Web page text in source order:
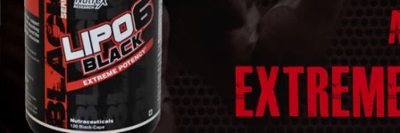
ИЗГАРЯНЕ НА МАЗНИНИ
Карнитин
Отводняване
САЩ
Със стимуланти
Пудинги,
Сосове,
Сиропи,
Ядкови
Овесени
Labz
Sciences
Megabol
Optimum Nutrition
Peak Performance
PESience
Phoenix Labs
Psycho Pharma